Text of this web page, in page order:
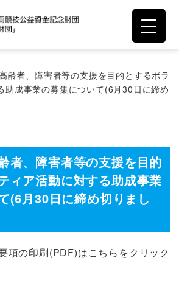
齢者、障害者等の支援を目的とするボラ
助成事業の募集について(6月30日に締め
者、障害者等の支援を目的
ィア活動に対する助成事業
(6月30日に締め切りまし
項の印刷(PDF)はこちらをクリック